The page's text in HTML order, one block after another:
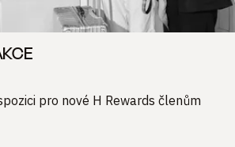
pro nové H Rewards členům